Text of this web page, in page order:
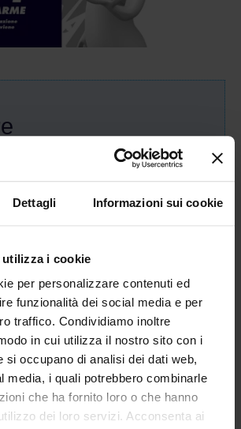
Dettagli Informazioni sui cookie
i cookie
per personalizzare contenuti ed
funzionalità dei social media e per
traffico. Condividiamo inoltre
in cui utilizza il nostro sito con i
si occupano di analisi dei dati web,
media, i quali potrebbero combinarle
che ha fornito loro o che hanno
dei loro servizi. Acconsenta ai
brochure di presentazione.